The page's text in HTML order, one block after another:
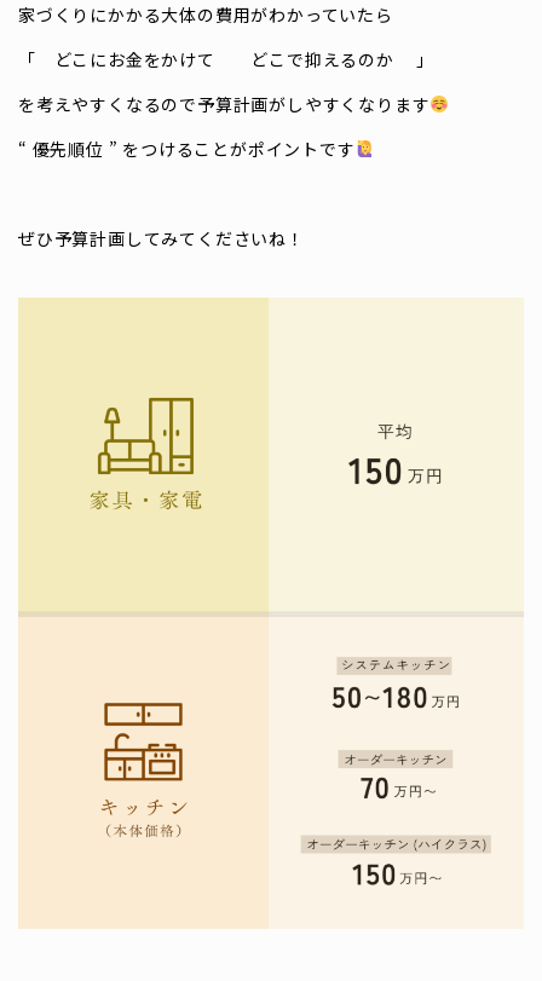
家づくりにかかる大体の費用がわかっていたら
「 どこにお金をかけて どこで抑えるのか 」
を考えやすくなるので予算計画がしやすくなります
“ 優先順位 ” をつけることがポイントです
ぜひ予算計画してみてくださいね！